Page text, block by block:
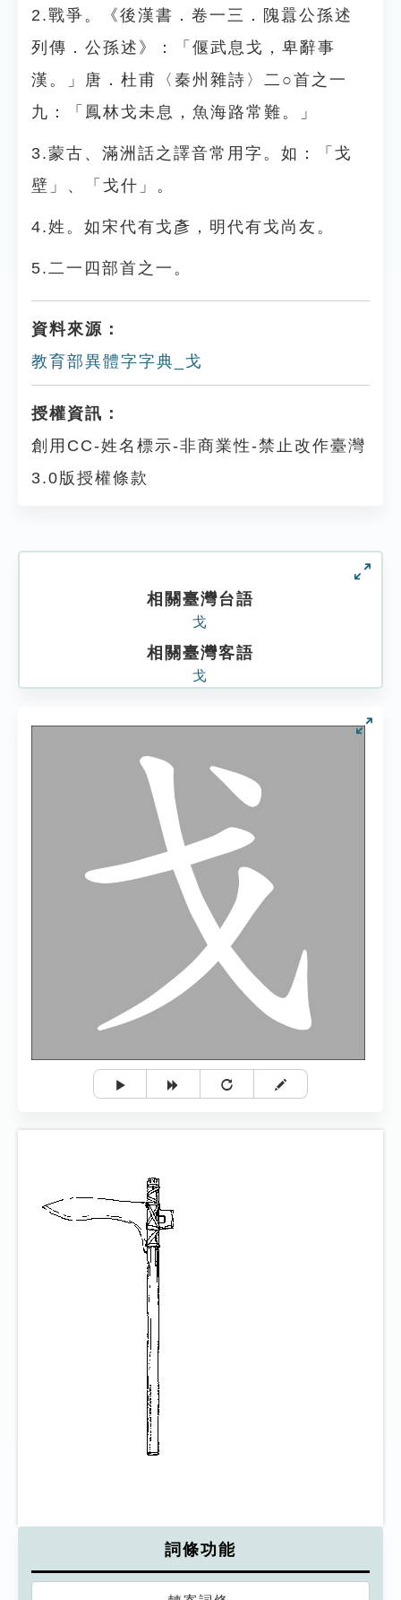
2.戰爭。《後漢書．卷一三．隗囂公孫述
列傳．公孫述》：「偃武息戈，卑辭事
漢。」唐．杜甫〈秦州雜詩〉二○首之一
九：「鳳林戈未息，魚海路常難。」
3.蒙古、滿洲話之譯音常用字。如：「戈
壁」、「戈什」。
4.姓。如宋代有戈彥，明代有戈尚友。
5.二一四部首之一。
資料來源：
教育部異體字字典_戈
授權資訊：
創用CC-姓名標示-非商業性-禁止改作臺灣
3.0版授權條款
相關臺灣台語
戈
相關臺灣客語
戈
詞條功能